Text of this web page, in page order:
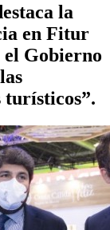
la
en Fitur
el Gobierno
turísticos”.